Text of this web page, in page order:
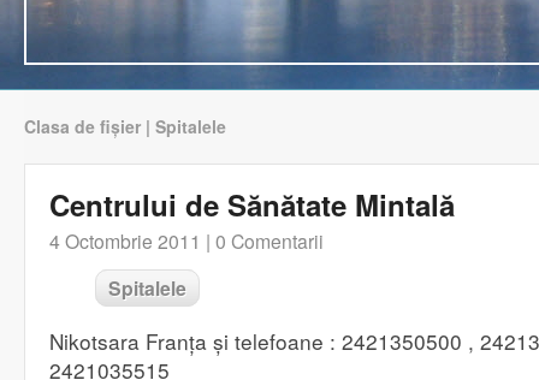
Clasa de fișier | Spitalele
Centrului de Sănătate Mintală
4 Octombrie 2011 | 0 Comentarii
Spitalele
Nikotsara Franța și telefoane : 2421350500 ,
2421035515